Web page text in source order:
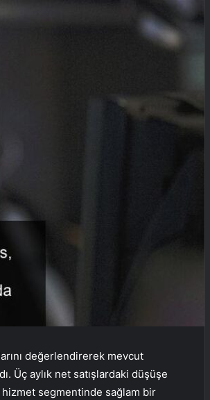
değerlendirerek mevcut
Üç aylık net satışlardaki düşüşe
hizmet segmentinde sağlam bir